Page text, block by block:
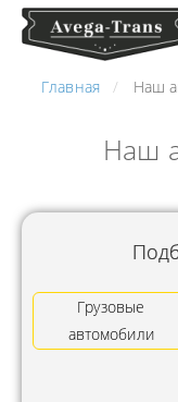
Главная Наш
Наш
Грузовые
автомобили